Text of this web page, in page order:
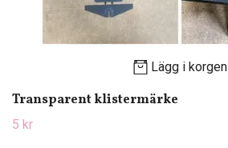
Lägg i korgen
Transparent klistermärke
5 kr